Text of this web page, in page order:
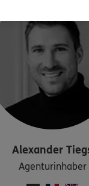
Alexander
Agenturinhaber